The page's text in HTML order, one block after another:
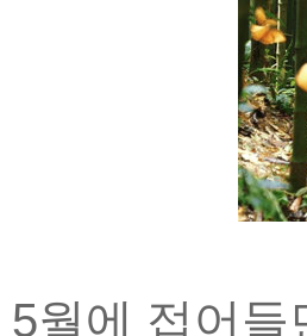
5월에 접어들